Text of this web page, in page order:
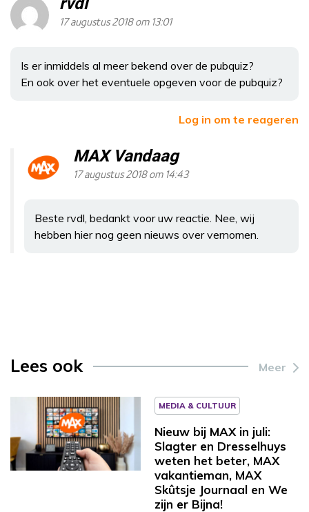
17 augustus 2018 om 13:01
Is er inmiddels al meer bekend over de pubquiz?
En ook over het eventuele opgeven voor de pubquiz?
Log in om te reageren
MAX Vandaag
17 augustus 2018 om 14:43
Beste rvdl, bedankt voor uw reactie. Nee, wij
hebben hier nog geen nieuws over vernomen.
Lees ook Meer
MEDIA & CULTUUR
Nieuw bij MAX in juli:
Slagter en Dresselhuys
weten het beter, MAX
vakantieman, MAX
Skûtsje Journaal en We
zijn er Bijna!